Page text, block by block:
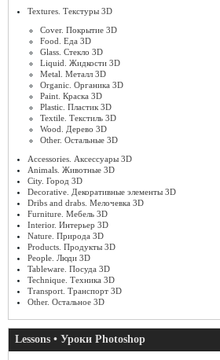
Textures. Текстуры 3D
Cover. Покрытие 3D
Food. Еда 3D
Glass. Стекло 3D
Liquid. Жидкости 3D
Metal. Металл 3D
Organic. Органика 3D
Paint. Краска 3D
Plastic. Пластик 3D
Textile. Текстиль 3D
Wood. Дерево 3D
Other. Остальные 3D
Accessories. Аксессуары 3D
Animals. Животные 3D
City. Город 3D
Decorative. Декоративные элементы 3D
Dribs and drabs. Мелочевка 3D
Furniture. Мебель 3D
Interior. Интерьер 3D
Nature. Природа 3D
Products. Продукты 3D
People. Люди 3D
Tableware. Посуда 3D
Technique. Техника 3D
Transport. Транспорт 3D
Other. Остальное 3D
Lessons • Уроки Photoshop